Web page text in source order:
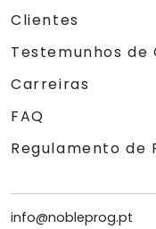
Clientes
Testemunhos de
Carreiras
FAQ
Regulamento de
info@nobleprog.pt